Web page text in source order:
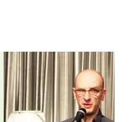
mich, wir lächelten
sagte ich zu ihm, “im
“Mach ich!”,
"Hab alles im Blick!”